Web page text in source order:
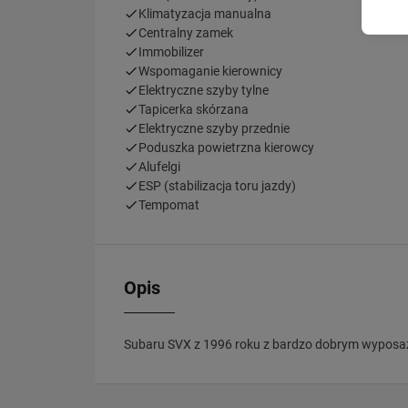
Klimatyzacja manualna
Centralny zamek
Immobilizer
Wspomaganie kierownicy
Elektryczne szyby tylne
Tapicerka skórzana
Elektryczne szyby przednie
Poduszka powietrzna kierowcy
Alufelgi
ESP (stabilizacja toru jazdy)
Tempomat
Opis
Subaru SVX z 1996 roku z bardzo dobrym